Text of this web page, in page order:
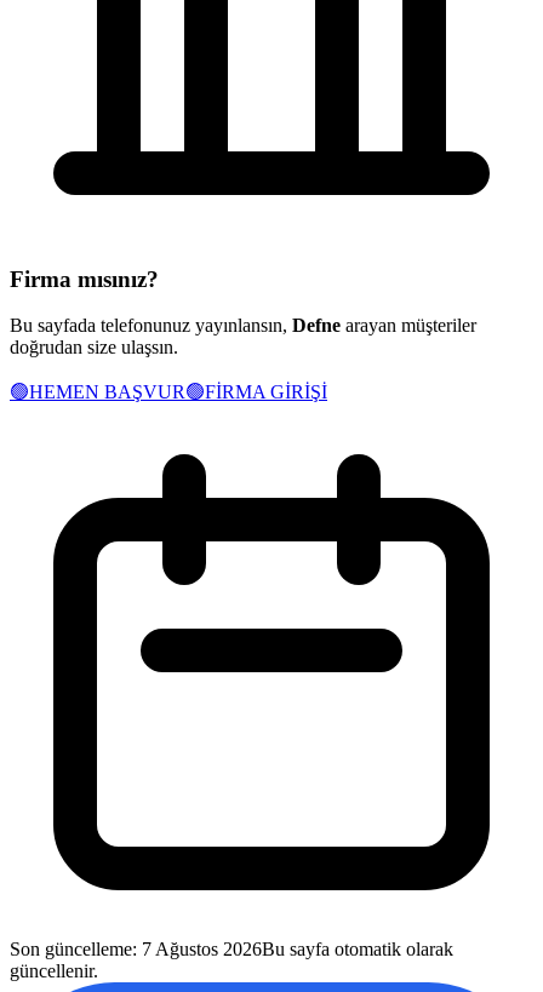
Firma mısınız?
Bu sayfada telefonunuz yayınlansın, Defne arayan müşteriler
doğrudan size ulaşsın.
🟢HEMEN BAŞVUR🟢FİRMA GİRİŞİ
Son güncelleme: 7 Ağustos 2026Bu sayfa otomatik olarak
güncellenir.